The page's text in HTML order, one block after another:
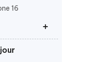
utiles
16